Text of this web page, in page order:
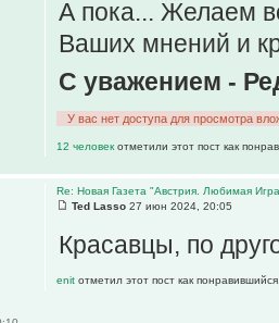
А пока... Желаем
Ваших мнений и
С уважением -
У вас нет доступа для просмотра
12 человек отметили этот пост как
Re: Новая Газета "Австрия. Любимая
Ted Lasso 27 июн 2024, 20:05
Красавцы, по
enit отметил этот пост как